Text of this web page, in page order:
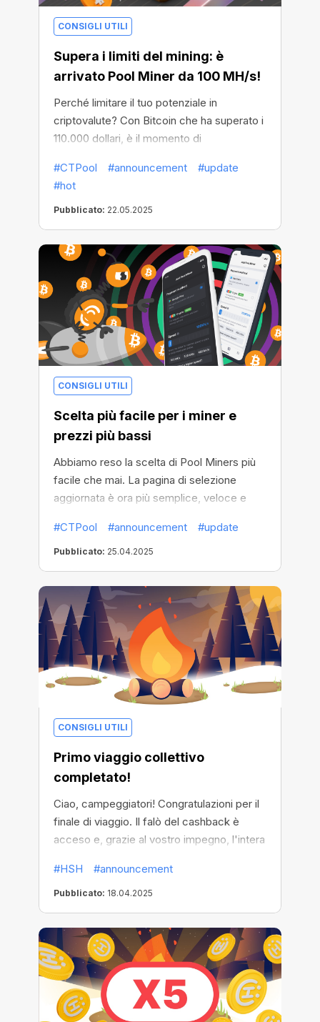
CONSIGLI UTILI
Supera i limiti del mining: è
arrivato Pool Miner da 100 MH/s!
Perché limitare il tuo potenziale in
criptovalute? Con Bitcoin che ha superato i
110.000 dollari, è il momento di
rende tutto più facile che mai.
#CTPool #announcement
#update
#hot
Pubblicato: 22.05.2025
CONSIGLI UTILI
Scelta più facile per i miner e
prezzi più bassi
Abbiamo reso la scelta di Pool Miners più
facile che mai. La pagina di selezione
aggiornata è ora più semplice, veloce e
#CTPool
#announcement #update
Pubblicato: 25.04.2025
CONSIGLI UTILI
Primo viaggio collettivo
completato!
Ciao, campeggiatori! Congratulazioni per il
finale di viaggio. Il falò del cashback è
acceso e, grazie al vostro impegno, l'intera
possono usufruire di X5 cashback su tutti
gli acquisti.
#HSH #announcement
Pubblicato: 18.04.2025